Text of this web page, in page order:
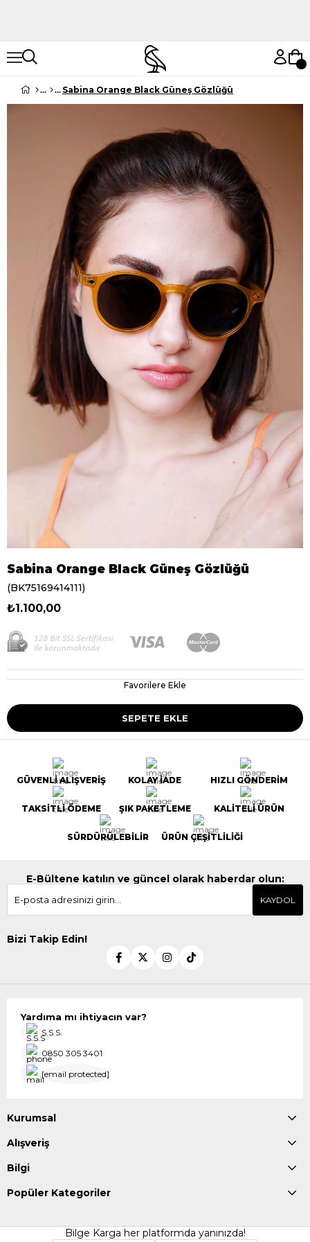
Sabina Orange Black Güneş Gözlüğü
Sabina Orange Black Güneş Gözlüğü
(BK75169414111)
₺1.100,00
Favorilere Ekle
GÜVENLİ ALIŞVERİŞ KOLAY İADE HIZLI GÖNDERİM
TAKSİTLİ ÖDEME ŞIK PAKETLEME KALİTELİ ÜRÜN
SÜRDÜRÜLEBİLİR ÜRÜN ÇEŞİTLİLİĞİ
E-Bültene katılın ve güncel olarak haberdar olun:
KAYDOL
Bizi Takip Edin!
Yardıma mı ihtiyacın var?
S.S.S.
0850 305 3401
[email protected]
Kurumsal
Alışveriş
Bilgi
Popüler Kategoriler
Bilge Karga her platformda yanınızda!